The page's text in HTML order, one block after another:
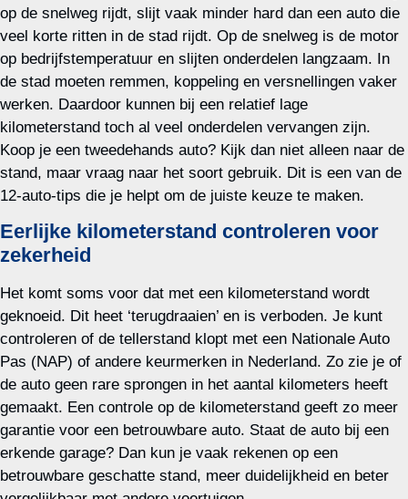
op de snelweg rijdt, slijt vaak minder hard dan een auto die
veel korte ritten in de stad rijdt. Op de snelweg is de motor
op bedrijfstemperatuur en slijten onderdelen langzaam. In
de stad moeten remmen, koppeling en versnellingen vaker
werken. Daardoor kunnen bij een relatief lage
kilometerstand toch al veel onderdelen vervangen zijn.
Koop je een tweedehands auto? Kijk dan niet alleen naar de
stand, maar vraag naar het soort gebruik. Dit is een van de
12-auto-tips die je helpt om de juiste keuze te maken.
Eerlijke kilometerstand controleren voor
zekerheid
Het komt soms voor dat met een kilometerstand wordt
geknoeid. Dit heet ‘terugdraaien’ en is verboden. Je kunt
controleren of de tellerstand klopt met een Nationale Auto
Pas (NAP) of andere keurmerken in Nederland. Zo zie je of
de auto geen rare sprongen in het aantal kilometers heeft
gemaakt. Een controle op de kilometerstand geeft zo meer
garantie voor een betrouwbare auto. Staat de auto bij een
erkende garage? Dan kun je vaak rekenen op een
betrouwbare geschatte stand, meer duidelijkheid en beter